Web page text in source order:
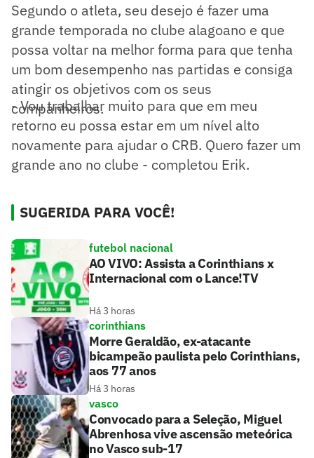
Segundo o atleta, seu desejo é fazer uma
grande temporada no clube alagoano e que
possa voltar na melhor forma para que tenha
um bom desempenho nas partidas e consiga
atingir os objetivos com os seus
companheiros.
- Vou trabalhar muito para que em meu
retorno eu possa estar em um nível alto
novamente para ajudar o CRB. Quero fazer um
grande ano no clube - completou Erik.
SUGERIDA PARA VOCÊ!
futebol nacional
AO VIVO: Assista a Corinthians x
Internacional com o Lance!TV
Há 3 horas
corinthians
Morre Geraldão, ex-atacante
bicampeão paulista pelo Corinthians,
aos 77 anos
Há 3 horas
vasco
Convocado para a Seleção, Miguel
Abrenhosa vive ascensão meteórica
no Vasco sub-17